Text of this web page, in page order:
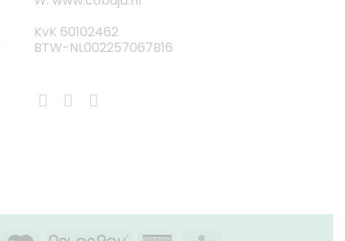
KvK 60102462
BTW-NL002257067B16